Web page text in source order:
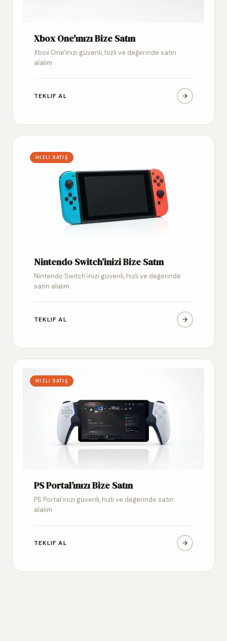
Xbox One'ınızı Bize Satın
Xbox One'ınızı güvenli, hızlı ve değerinde satın
alalım
TEKLIF AL
HIZLI SATIŞ
Nintendo Switch’inizi Bize Satın
Nintendo Switch’inizi güvenli, hızlı ve değerinde
satın alalım
TEKLIF AL
HIZLI SATIŞ
PS Portal’ınızı Bize Satın
PS Portal’ınızı güvenli, hızlı ve değerinde satın
alalım
TEKLIF AL